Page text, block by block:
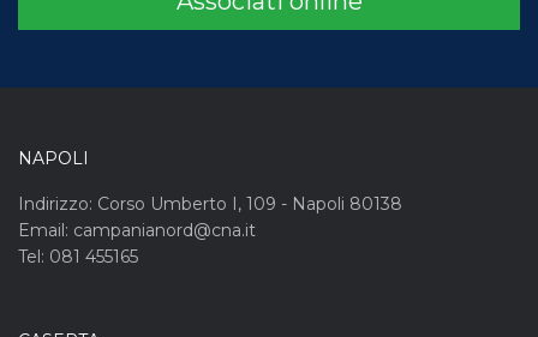
NAPOLI
Indirizzo: Corso Umberto I, 109 - Napoli 80138
Email: campanianord@cna.it
Tel: 081 455165